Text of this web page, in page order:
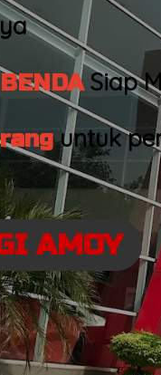
BENDASiap
untuk
AMOY